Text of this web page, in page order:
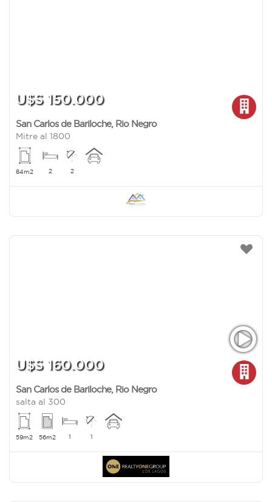
U$S 150.000
San Carlos de Bariloche, Rio Negro
Mitre al 1800
84m2 2 2
U$S 160.000
San Carlos de Bariloche, Rio Negro
salta al 300
59m2 56m2 1 1